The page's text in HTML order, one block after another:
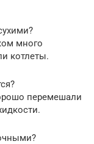
много
котлеты.
перемешали